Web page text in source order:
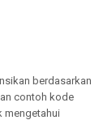
berdasarkan
contoh kode
mengetahui